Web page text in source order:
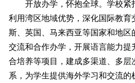
开放办学，怀抱全球。学校紧
利用湾区地域优势，深化国际教育
斯、英国、马来西亚等国家和地区
交流和合作办学，开展语言能力提
合培养等项目，建成多渠道、多层
系，为学生提供海外学习和交流的